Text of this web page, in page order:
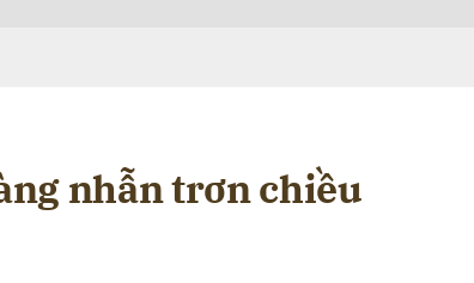
nhẫn trơn chiều